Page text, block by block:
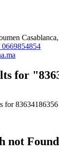
0669854854
for
for 83634186356
not Found